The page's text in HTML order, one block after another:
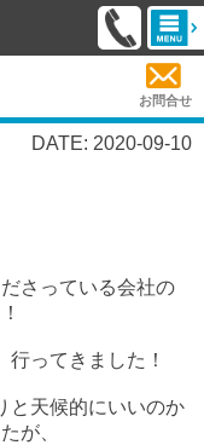
お問合せ
DATE: 2020-09-10
さっている会社の
ってきました！
と天候的にいいのか
が、